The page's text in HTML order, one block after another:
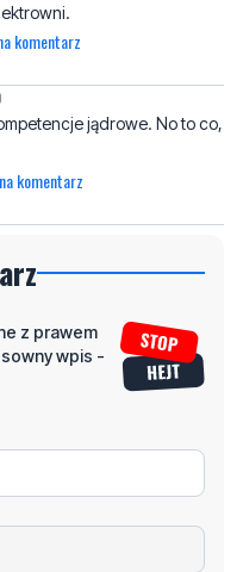
komentarz
jądrowe. No to co,
komentarz
z prawem
wpis -